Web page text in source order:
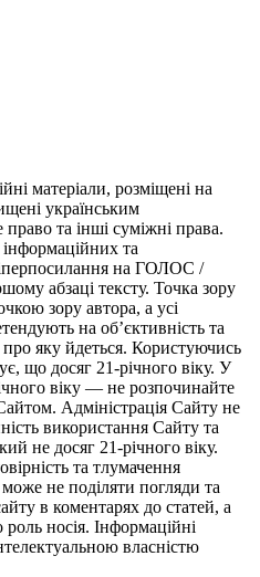
матеріали, розміщені на
українським
та інші суміжні права.
та
на ГОЛОС /
абзаці тексту. Точка зору
зору автора, а усі
на об’єктивність та
про яку йдеться. Користуючись
що досяг 21-річного віку. У
віку — не розпочинайте
Адміністрація Сайту не
використання Сайту та
не досяг 21-річного віку.
та тлумачення
не поділяти погляди та
в коментарях до статей, а
носія. Інформаційні
власністю